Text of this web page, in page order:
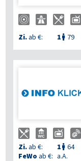
Zi.ab €: 1  79
Zi.ab €: 1  64
FeWo ab €: a.A.